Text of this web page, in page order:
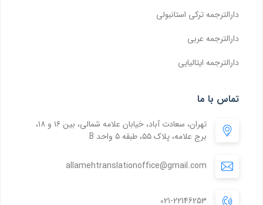
دارالترجمه ترکی استانبولی
دارالترجمه عربی
دارالترجمه ایتالیایی
تماس با ما
تهران، سعادت آباد، خیابان علامه شمالی، بین ۱۶ و ۱۸،
برج علامه، پلاک ۵۵، طبقه ۵ واحد B
allamehtranslationoffice@gmail.com
021-22146253